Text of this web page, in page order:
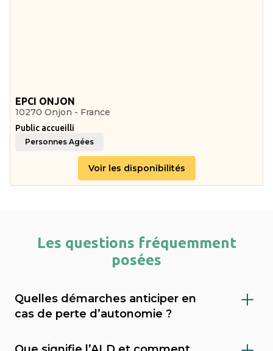
EPCI ONJON
10270 Onjon - France
Public accueilli
Personnes Agées
Voir les disponibilités
Les questions fréquemment
posées
Quelles démarches anticiper en
cas de perte d’autonomie ?